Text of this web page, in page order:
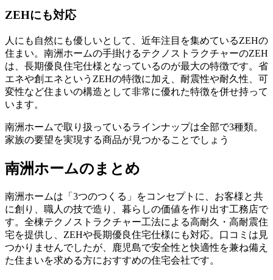
ZEHにも対応
人にも自然にも優しいとして、近年注目を集めているZEHの
住まい。南洲ホームの手掛けるテクノストラクチャーのZEH
は、長期優良住宅仕様となっているのが最大の特徴です。省
エネや創エネというZEHの特徴に加え、耐震性や耐久性、可
変性など住まいの構造として非常に優れた特徴を併せ持って
います。
南洲ホームで取り扱っているラインナップは全部で3種類。
家族の要望を実現する商品が見つかることでしょう
南洲ホームのまとめ
南洲ホームは「3つのつくる」をコンセプトに、お客様と共
に創り、職人の技で造り、暮らしの価値を作り出す工務店で
す。全棟テクノストラクチャー工法による高耐久・高耐震住
宅を提供し、ZEHや長期優良住宅仕様にも対応。口コミは見
つかりませんでしたが、鹿児島で安全性と快適性を兼ね備え
た住まいを求める方におすすめの住宅会社です。